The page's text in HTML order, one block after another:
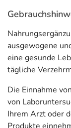
ausgewogene
eine gesunde
tägliche
Die Einnahme
von
Ihrem Arzt oder